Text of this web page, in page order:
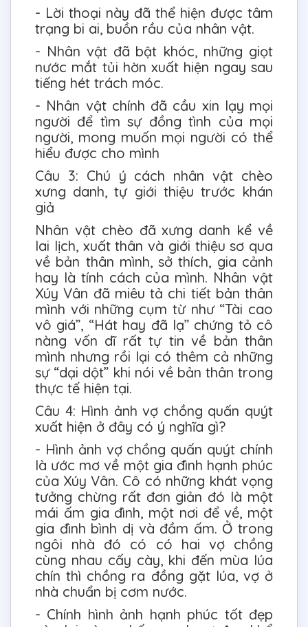
- Lời thoại này đã thể hiện được tâm
trạng bi ai, buồn rầu của nhân vật.
- Nhân vật đã bật khóc, những giọt
nước mắt tủi hờn xuất hiện ngay sau
tiếng hét trách móc.
- Nhân vật chính đã cầu xin lạy mọi
người để tìm sự đồng tình của mọi
người, mong muốn mọi người có thể
hiểu được cho mình
Câu 3: Chú ý cách nhân vật chèo
xưng danh, tự giới thiệu trước khán
giả
Nhân vật chèo đã xưng danh kể về
lai lịch, xuất thân và giới thiệu sơ qua
về bản thân mình, sở thích, gia cảnh
hay là tính cách của mình. Nhân vật
Xúy Vân đã miêu tả chi tiết bản thân
mình với những cụm từ như “Tài cao
vô giá”, “Hát hay đã lạ” chứng tỏ cô
nàng vốn dĩ rất tự tin về bản thân
mình nhưng rồi lại có thêm cả những
sự “dại dột” khi nói về bản thân trong
thực tế hiện tại.
Câu 4: Hình ảnh vợ chồng quấn quýt
xuất hiện ở đây có ý nghĩa gì?
- Hình ảnh vợ chồng quấn quýt chính
là ước mơ về một gia đình hạnh phúc
của Xúy Vân. Cô có những khát vọng
tưởng chừng rất đơn giản đó là một
mái ấm gia đình, một nơi để về, một
gia đình bình dị và đầm ấm. Ở trong
ngôi nhà đó có có hai vợ chồng
cùng nhau cấy cày, khi đến mùa lúa
chín thì chồng ra đồng gặt lúa, vợ ở
nhà chuẩn bị cơm nước.
- Chính hình ảnh hạnh phúc tốt đẹp